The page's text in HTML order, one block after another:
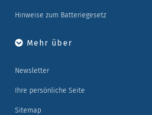
Hinweise zum Batteriegesetz
Mehr über
Newsletter
Ihre persönliche Seite
Sitemap